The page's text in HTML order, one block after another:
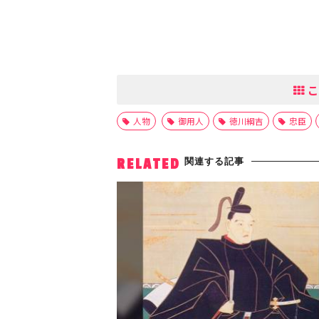
人物 御用人 徳川綱吉 忠臣
RELATED 関連する記事